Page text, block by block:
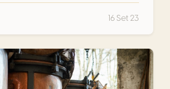
16 Set 23
Parte 4 – Tipi di Distillazione –